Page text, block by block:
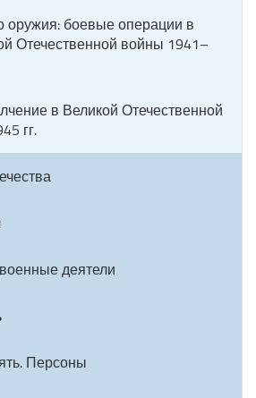
оружия: боевые операции в
Отечественной войны 1941–
в Великой Отечественной
гг.
деятели
Персоны